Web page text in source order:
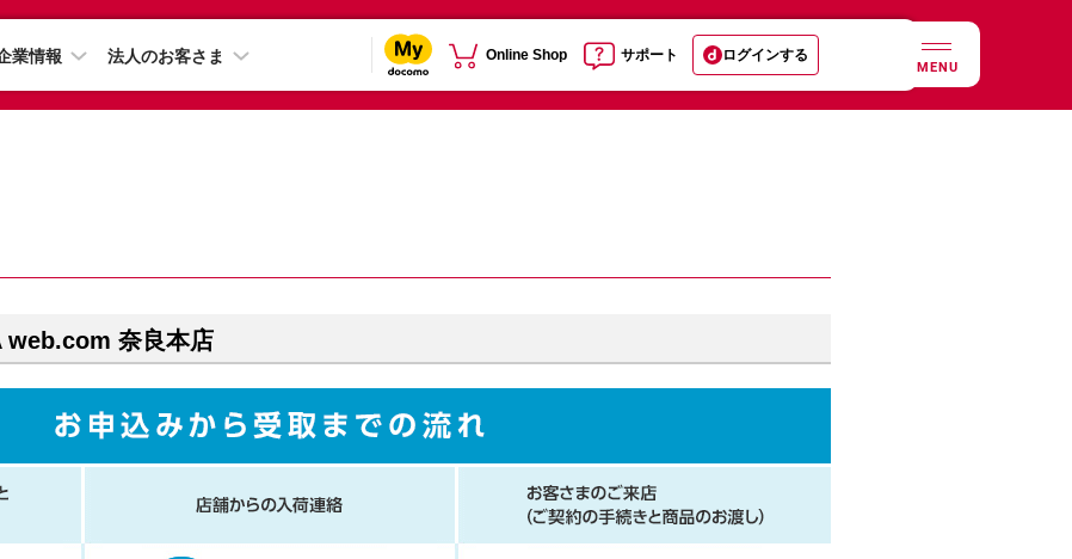
業情報 法人のお客さま Online Shop サポート ログインする
MENU
web.com 奈良本店